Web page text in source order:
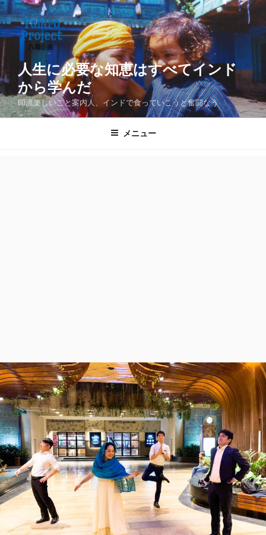
コ
ン
テ
ン
ツ
へ
ス
キ
ッ
人生に必要な知恵はすべてインド
から学んだ
印流楽しいこと案内人、インドで食っていこうと奮闘なう
メニュー